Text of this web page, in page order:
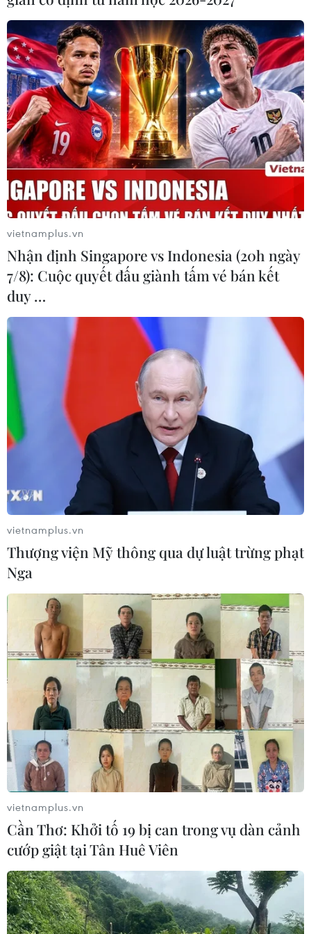
vietnamplus.vn
Nhận định Singapore vs Indonesia (20h ngày
7/8): Cuộc quyết đấu giành tấm vé bán kết
duy …
vietnamplus.vn
Thượng viện Mỹ thông qua dự luật trừng phạt
Nga
vietnamplus.vn
Cần Thơ: Khởi tố 19 bị can trong vụ dàn cảnh
cướp giật tại Tân Huê Viên